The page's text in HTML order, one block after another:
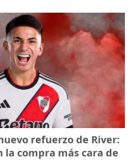
refuerzo de River:
la compra más cara de